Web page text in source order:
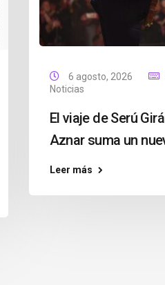
6 agosto, 2026
Noticias
El viaje de Serú
Aznar suma un
Leer más